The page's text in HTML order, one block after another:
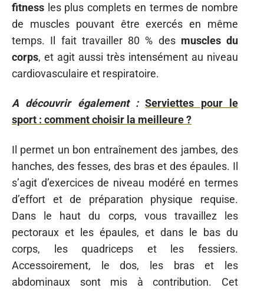
fitness les plus complets en termes de nombre
de muscles pouvant être exercés en même
temps. Il fait travailler 80 % des muscles du
corps, et agit aussi très intensément au niveau
cardiovasculaire et respiratoire.
A découvrir également : Serviettes pour le
sport : comment choisir la meilleure ?
Il permet un bon entraînement des jambes, des
hanches, des fesses, des bras et des épaules. Il
s’agit d’exercices de niveau modéré en termes
d’effort et de préparation physique requise.
Dans le haut du corps, vous travaillez les
pectoraux et les épaules, et dans le bas du
corps, les quadriceps et les fessiers.
Accessoirement, le dos, les bras et les
abdominaux sont mis à contribution. Cet